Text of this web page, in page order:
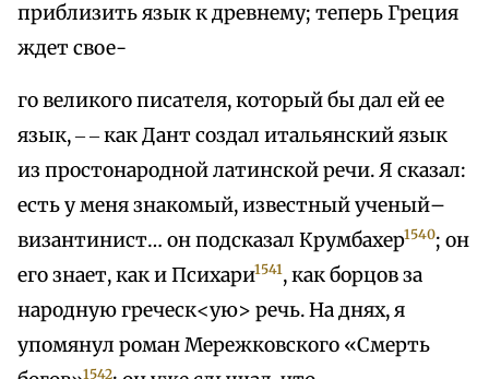
приблизить язык к древнему; теперь Греция
ждет свое-
го великого писателя, который бы дал ей ее
язык, ‒ ‒ как Дант создал итальянский язык
из простонародной латинской речи. Я сказал:
есть у меня знакомый, известный ученый–
византинист… он подсказал Крумбахер1540; он
его знает, как и Психари1541, как борцов за
народную греческ<ую> речь. На днях, я
упомянул роман Мережковского «Смерть
1542